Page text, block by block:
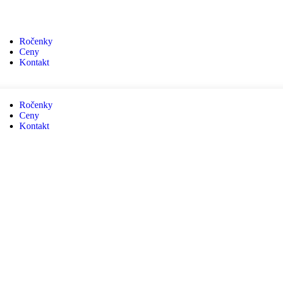
Ročenky
Ceny
Kontakt
Ročenky
Ceny
Kontakt